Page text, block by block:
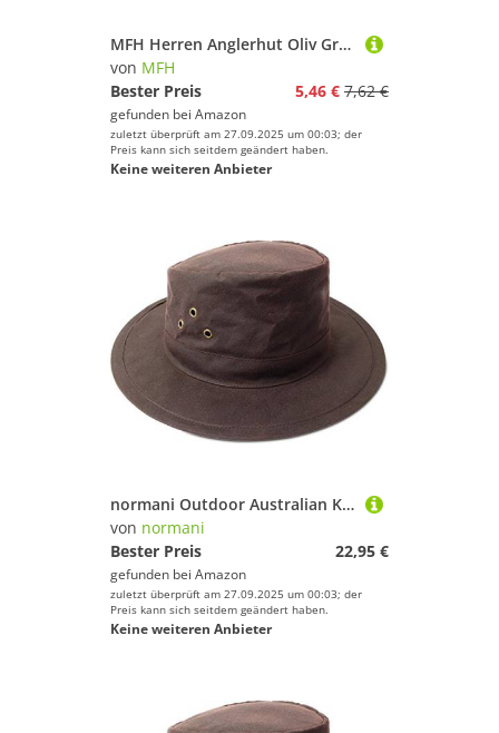
MFH Herren Anglerhut Oliv Größe M
von MFH
Bester Preis
5,46 € 7,62 €
gefunden bei Amazon
zuletzt überprüft am 27.09.2025 um 00:03; der
Preis kann sich seitdem geändert haben.
Keine weiteren Anbieter
normani Outdoor Australian Kangaroo Buschhut Farbe Braun Größe 57
von normani
Bester Preis
22,95 €
gefunden bei Amazon
zuletzt überprüft am 27.09.2025 um 00:03; der
Preis kann sich seitdem geändert haben.
Keine weiteren Anbieter